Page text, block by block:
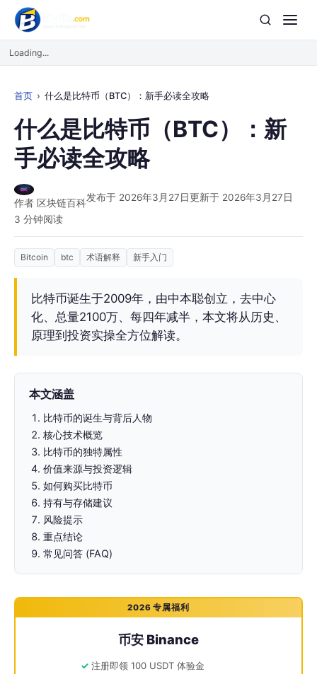
Loading...
首页 什么是比特币（BTC）：新手必读全攻略
什么是比特币（BTC）：新
手必读全攻略
作者 区块链百科发布于 2026年3月27日更新于 2026年3月27日
3 分钟阅读
Bitcoin btc 术语解释 新手入门
比特币诞生于2009年，由中本聪创立，去中心
化、总量2100万、每四年减半，本文将从历史、
原理到投资实操全方位解读。
本文涵盖
比特币的诞生与背后人物
核心技术概览
比特币的独特属性
价值来源与投资逻辑
如何购买比特币
持有与存储建议
风险提示
重点结论
常见问答 (FAQ)
2026 专属福利
币安 Binance
注册即领 100 USDT 体验金